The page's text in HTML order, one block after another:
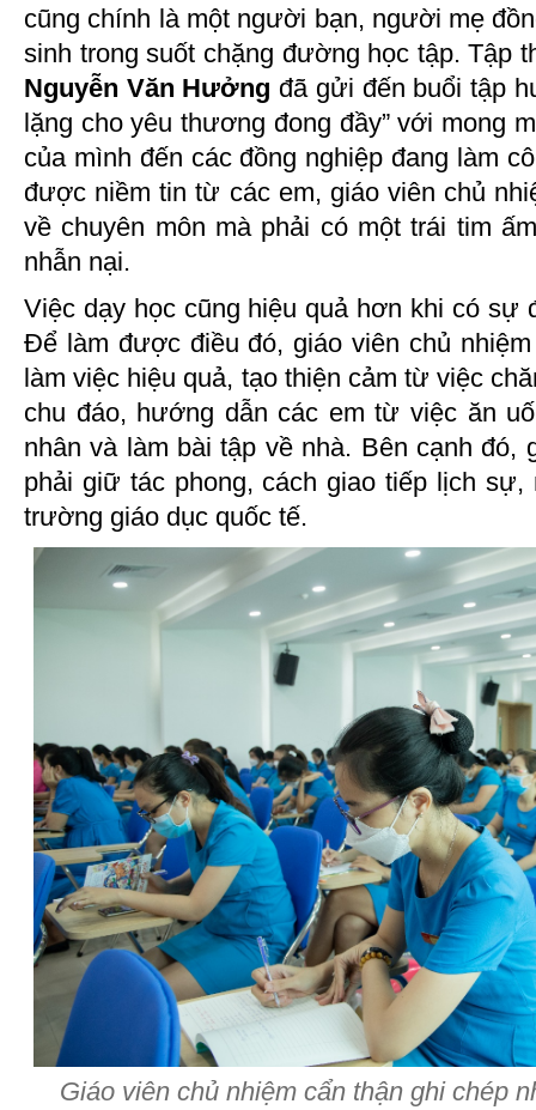
cũng chính là một người bạn, người mẹ
sinh trong suốt chặng đường học tập. Tập
Nguyễn Văn Hưởng đã gửi đến buổi tập
lặng cho yêu thương đong đầy” với mong
của mình đến các đồng nghiệp đang làm
được niềm tin từ các em, giáo viên chủ
về chuyên môn mà phải có một trái tim
nhẫn nại.
Việc dạy học cũng hiệu quả hơn khi có sự
Để làm được điều đó, giáo viên chủ
làm việc hiệu quả, tạo thiện cảm từ việc
chu đáo, hướng dẫn các em từ việc ăn
nhân và làm bài tập về nhà. Bên cạnh đó,
phải giữ tác phong, cách giao tiếp lịch sự,
trường giáo dục quốc tế.
Giáo viên chủ nhiệm cẩn thận ghi chép